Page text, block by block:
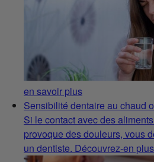
en savoir plus
Sensibilité dentaire au chaud
Si le contact avec des
provoque des douleurs, vous
un dentiste. Découvrez-en